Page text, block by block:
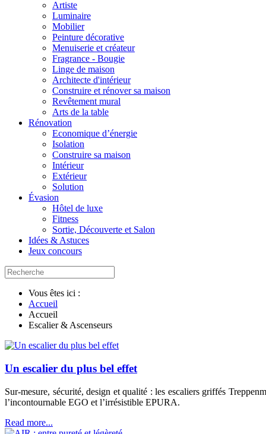
Artiste
Luminaire
Mobilier
Peinture décorative
Menuiserie et créateur
Fragrance - Bougie
Linge de maison
Architecte d'intérieur
Construire et rénover sa maison
Revêtement mural
Arts de la table
Rénovation
Economique d’énergie
Isolation
Construire sa maison
Intérieur
Extérieur
Solution
Évasion
Hôtel de luxe
Fitness
Sortie, Découverte et Salon
Idées & Astuces
Jeux concours
Vous êtes ici :
Accueil
Accueil
Escalier & Ascenseurs
Un escalier du plus bel effet
Sur-mesure, sécurité, design et qualité : les escaliers griffés
l’incontournable EGO et l’irrésistible EPURA.
Read more...